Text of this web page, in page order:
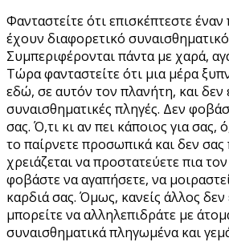
Φανταστείτε ότι επισκέπτεστε
έχουν διαφορετικό
Συμπεριφέρονται πάντα με χαρά,
Τώρα φανταστείτε ότι μια μέρα
εδώ, σε αυτόν τον πλανήτη, και δεν
συναισθηματικές πληγές. Δεν
σας. Ό,τι κι αν πει κάποιος για σας,
το παίρνετε προσωπικά και δεν
χρειάζεται να προστατεύετε πια
φοβάστε να αγαπήσετε, να
καρδιά σας. Όμως, κανείς άλλος
μπορείτε να αλληλεπιδράτε με
συναισθηματικά πληγωμένα και